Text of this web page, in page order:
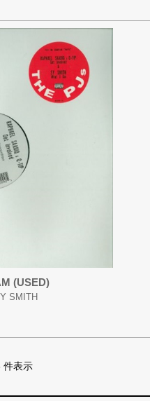
(USED)
SMITH
件表示